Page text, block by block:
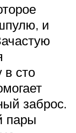
и
в сто
заброс.
пары